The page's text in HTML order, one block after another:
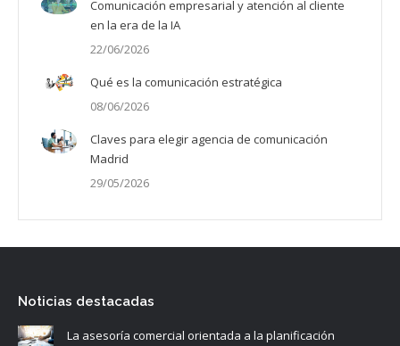
Comunicación empresarial y atención al cliente
en la era de la IA
22/06/2026
Qué es la comunicación estratégica
08/06/2026
Claves para elegir agencia de comunicación
Madrid
29/05/2026
Noticias destacadas
La asesoría comercial orientada a la planificación